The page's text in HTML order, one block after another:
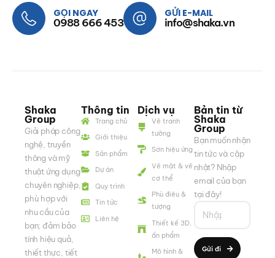
GỌI NGAY
0988 666 453
GỬI E-MAIL
info@shaka.vn
Shaka
Group
Giải pháp công
nghệ, truyền
thông và mỹ
thuật ứng dụng
chuyên nghiệp,
phù hợp với
nhu cầu của
bạn; đảm bảo
tính hiệu quả,
thiết thực, tiết
Thông tin
Trang chủ
Giới thiệu
Sản phẩm
Dự án
Quy trình
Tin tức
Liên hệ
Dịch vụ
Vẽ tranh
tường
Sơn hiệu ứng
Vẽ mặt & vẽ
cơ thể
Phù điêu &
tượng
Thiết kế 3D,
ấn phẩm
Mô hình &
Bản tin từ
Shaka
Group
Bạn muốn nhận
tin tức và cập
nhật? Nhập
email của bạn
tại đây!
Gửi đi